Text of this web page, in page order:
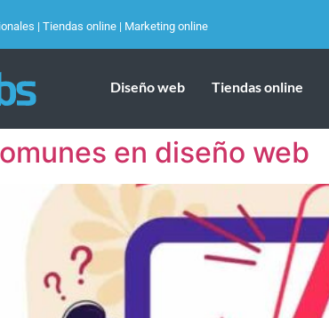
| Tiendas online | Marketing online
Diseño web Tiendas online
en diseño web